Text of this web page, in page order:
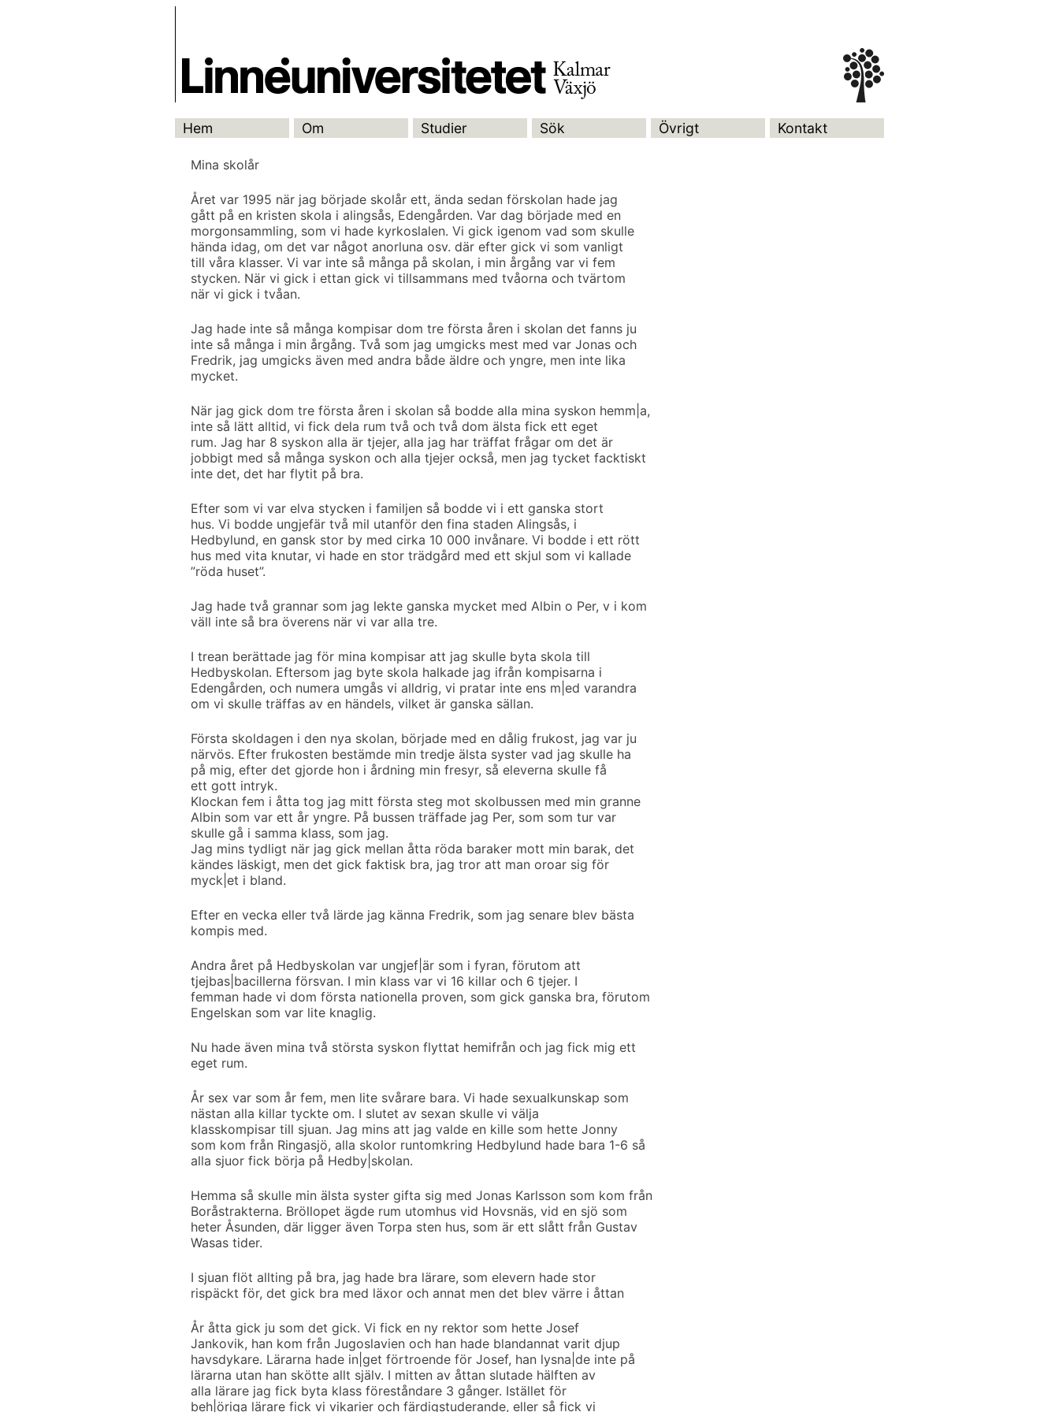
Hem Om Studier Sök Övrigt Kontakt
Mina skolår
Året var 1995 när jag började skolår ett, ända sedan förskolan hade jag
gått på en kristen skola i alingsås, Edengården. Var dag började med en
morgonsammling, som vi hade kyrkoslalen. Vi gick igenom vad som skulle
hända idag, om det var något anorluna osv. där efter gick vi som vanligt
till våra klasser. Vi var inte så många på skolan, i min årgång var vi fem
stycken. När vi gick i ettan gick vi tillsammans med tvåorna och tvärtom
när vi gick i tvåan.
Jag hade inte så många kompisar dom tre första åren i skolan det fanns ju
inte så många i min årgång. Två som jag umgicks mest med var Jonas och
Fredrik, jag umgicks även med andra både äldre och yngre, men inte lika
mycket.
När jag gick dom tre första åren i skolan så bodde alla mina syskon hemm|a,
inte så lätt alltid, vi fick dela rum två och två dom älsta fick ett eget
rum. Jag har 8 syskon alla är tjejer, alla jag har träffat frågar om det är
jobbigt med så många syskon och alla tjejer också, men jag tycket facktiskt
inte det, det har flytit på bra.
Efter som vi var elva stycken i familjen så bodde vi i ett ganska stort
hus. Vi bodde ungjefär två mil utanför den fina staden Alingsås, i
Hedbylund, en gansk stor by med cirka 10 000 invånare. Vi bodde i ett rött
hus med vita knutar, vi hade en stor trädgård med ett skjul som vi kallade
”röda huset”.
Jag hade två grannar som jag lekte ganska mycket med Albin o Per, v i kom
väll inte så bra överens när vi var alla tre.
I trean berättade jag för mina kompisar att jag skulle byta skola till
Hedbyskolan. Eftersom jag byte skola halkade jag ifrån kompisarna i
Edengården, och numera umgås vi alldrig, vi pratar inte ens m|ed varandra
om vi skulle träffas av en händels, vilket är ganska sällan.
Första skoldagen i den nya skolan, började med en dålig frukost, jag var ju
närvös. Efter frukosten bestämde min tredje älsta syster vad jag skulle ha
på mig, efter det gjorde hon i årdning min fresyr, så eleverna skulle få
ett gott intryk.
Klockan fem i åtta tog jag mitt första steg mot skolbussen med min granne
Albin som var ett år yngre. På bussen träffade jag Per, som som tur var
skulle gå i samma klass, som jag.
Jag mins tydligt när jag gick mellan åtta röda baraker mott min barak, det
kändes läskigt, men det gick faktisk bra, jag tror att man oroar sig för
myck|et i bland.
Efter en vecka eller två lärde jag känna Fredrik, som jag senare blev bästa
kompis med.
Andra året på Hedbyskolan var ungjef|är som i fyran, förutom att
tjejbas|bacillerna försvan. I min klass var vi 16 killar och 6 tjejer. I
femman hade vi dom första nationella proven, som gick ganska bra, förutom
Engelskan som var lite knaglig.
Nu hade även mina två största syskon flyttat hemifrån och jag fick mig ett
eget rum.
År sex var som år fem, men lite svårare bara. Vi hade sexualkunskap som
nästan alla killar tyckte om. I slutet av sexan skulle vi välja
klasskompisar till sjuan. Jag mins att jag valde en kille som hette Jonny
som kom från Ringasjö, alla skolor runtomkring Hedbylund hade bara 1-6 så
alla sjuor fick börja på Hedby|skolan.
Hemma så skulle min älsta syster gifta sig med Jonas Karlsson som kom från
Boråstrakterna. Bröllopet ägde rum utomhus vid Hovsnäs, vid en sjö som
heter Åsunden, där ligger även Torpa sten hus, som är ett slått från Gustav
Wasas tider.
I sjuan flöt allting på bra, jag hade bra lärare, som elevern hade stor
rispäckt för, det gick bra med läxor och annat men det blev värre i åttan
År åtta gick ju som det gick. Vi fick en ny rektor som hette Josef
Jankovik, han kom från Jugoslavien och han hade blandannat varit djup
havsdykare. Lärarna hade in|get förtroende för Josef, han lysna|de inte på
lärarna utan han skötte allt själv. I mitten av åttan slutade hälften av
alla lärare jag fick byta klass föreståndare 3 gånger. Istället för
beh|öriga lärare fick vi vikarier och färdigstuderande, eller så fick vi